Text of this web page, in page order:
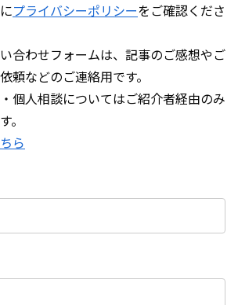
プライバシーポリシーをご確認くださ
合わせフォームは、記事のご感想やご
頼などのご連絡用です。
個人相談についてはご紹介者経由のみ
。
ら